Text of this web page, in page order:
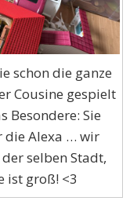
schon die ganze
Cousine gespielt
Besondere: Sie
die Alexa … wir
selben Stadt,
ist groß! <3